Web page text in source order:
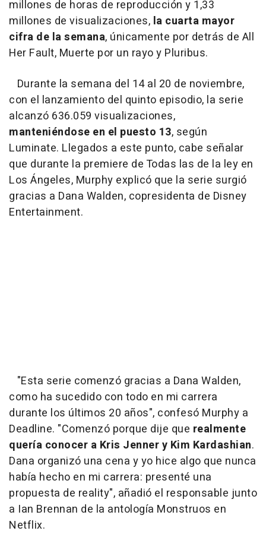
millones de horas de reproducción y 1,33
millones de visualizaciones, la cuarta mayor
cifra de la semana, únicamente por detrás de All
Her Fault, Muerte por un rayo y Pluribus.
Durante la semana del 14 al 20 de noviembre,
con el lanzamiento del quinto episodio, la serie
alcanzó 636.059 visualizaciones,
manteniéndose en el puesto 13, según
Luminate. Llegados a este punto, cabe señalar
que durante la premiere de Todas las de la ley en
Los Ángeles, Murphy explicó que la serie surgió
gracias a Dana Walden, copresidenta de Disney
Entertainment.
"Esta serie comenzó gracias a Dana Walden,
como ha sucedido con todo en mi carrera
durante los últimos 20 años", confesó Murphy a
Deadline. "Comenzó porque dije que realmente
quería conocer a Kris Jenner y Kim Kardashian.
Dana organizó una cena y yo hice algo que nunca
había hecho en mi carrera: presenté una
propuesta de reality", añadió el responsable junto
a Ian Brennan de la antología Monstruos en
Netflix.